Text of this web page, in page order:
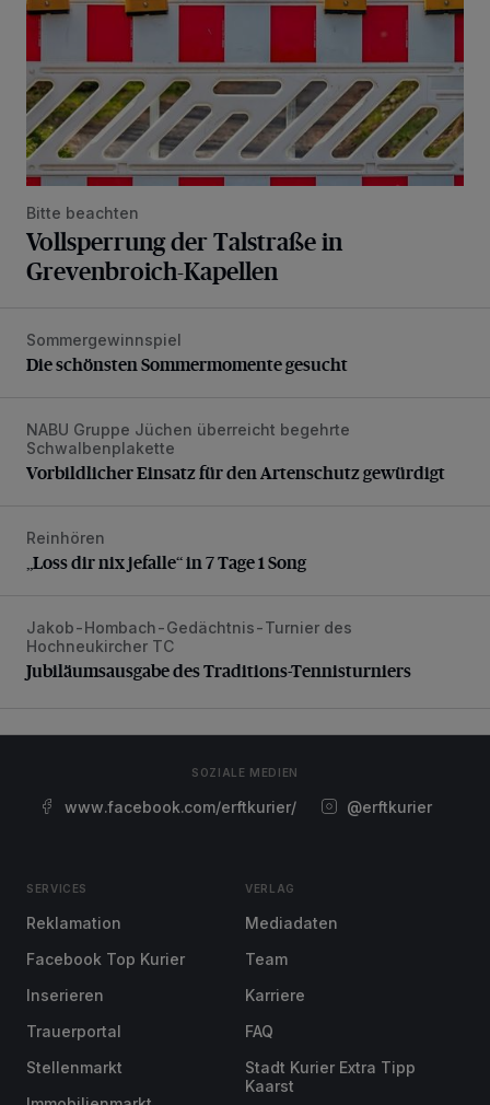
Bitte beachten
Vollsperrung der Talstraße in
Grevenbroich-Kapellen
Die schönsten Sommermomente gesucht
Sommergewinnspiel
Die schönsten Sommermomente gesucht
Vorbildlicher Einsatz für den Artenschutz gewürdigt
NABU Gruppe Jüchen überreicht begehrte
Schwalbenplakette
Vorbildlicher Einsatz für den Artenschutz gewürdigt
„Loss dir nix jefalle“ in 7 Tage 1 Song
Reinhören
„Loss dir nix jefalle“ in 7 Tage 1 Song
Jubiläumsausgabe des Traditions-Tennisturniers
Jakob-Hombach-Gedächtnis-Turnier des
Hochneukircher TC
Jubiläumsausgabe des Traditions-Tennisturniers
SOZIALE MEDIEN
www.facebook.com/erftkurier/ @erftkurier
SERVICES
Reklamation
Facebook Top Kurier
Inserieren
Trauerportal
Stellenmarkt
VERLAG
Mediadaten
Team
Karriere
FAQ
Stadt Kurier Extra Tipp
Kaarst